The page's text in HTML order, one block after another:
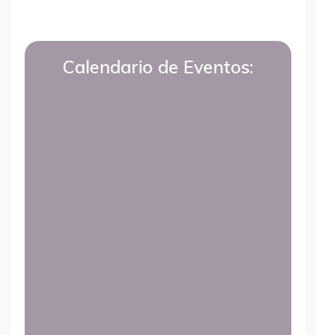
Calendario de Eventos: